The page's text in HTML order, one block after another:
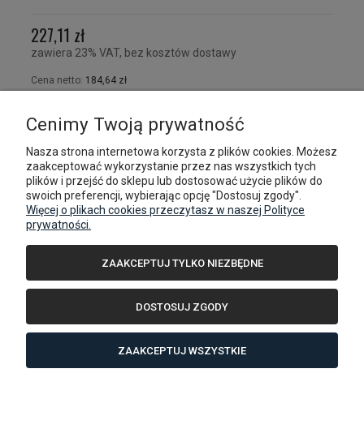
227,11 zł
zawiera 23% VAT, bez kosztów dostawy
Cena netto: 184,64 zł
Cenimy Twoją prywatność
Nasza strona internetowa korzysta z plików cookies. Możesz
zaakceptować wykorzystanie przez nas wszystkich tych
plików i przejść do sklepu lub dostosować użycie plików do
swoich preferencji, wybierając opcję "Dostosuj zgody".
Więcej o plikach cookies przeczytasz w naszej Polityce
prywatności.
ZAAKCEPTUJ TYLKO NIEZBĘDNE
DOSTOSUJ ZGODY
ZAAKCEPTUJ WSZYSTKIE